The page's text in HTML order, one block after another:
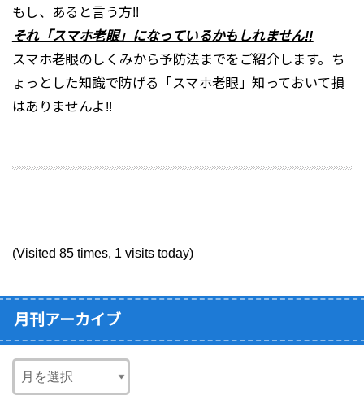
もし、あると言う方!!
それ「スマホ老眼」になっているかもしれません!!
スマホ老眼のしくみから予防法までをご紹介します。ち
ょっとした知識で防げる「スマホ老眼」知っておいて損
はありませんよ!!
(Visited 85 times, 1 visits today)
月刊アーカイブ